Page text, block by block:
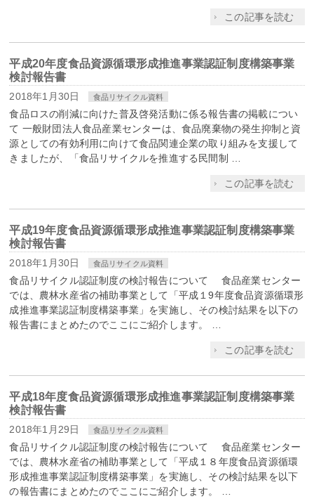
この記事を読む
平成20年度食品資源循環形成推進事業認証制度構築事業
検討報告書
2018年1月30日 食品リサイクル資料
食品ロスの削減に向けた普及啓発活動に係る報告書の掲載につい
て 一般財団法人食品産業センターは、食品廃棄物の発生抑制と資
源としての有効利用に向けて食品関連企業の取り組みを支援して
きましたが、「食品リサイクルを推進する民間制 …
この記事を読む
平成19年度食品資源循環形成推進事業認証制度構築事業
検討報告書
2018年1月30日 食品リサイクル資料
食品リサイクル認証制度の検討報告について 食品産業センター
では、農林水産省の補助事業として「平成１9年度食品資源循環形
成推進事業認証制度構築事業」を実施し、その検討結果を以下の
報告書にまとめたのでここにご紹介します。 …
この記事を読む
平成18年度食品資源循環形成推進事業認証制度構築事業
検討報告書
2018年1月29日 食品リサイクル資料
食品リサイクル認証制度の検討報告について 食品産業センター
では、農林水産省の補助事業として「平成１８年度食品資源循環
形成推進事業認証制度構築事業」を実施し、その検討結果を以下
の報告書にまとめたのでここにご紹介します。 …